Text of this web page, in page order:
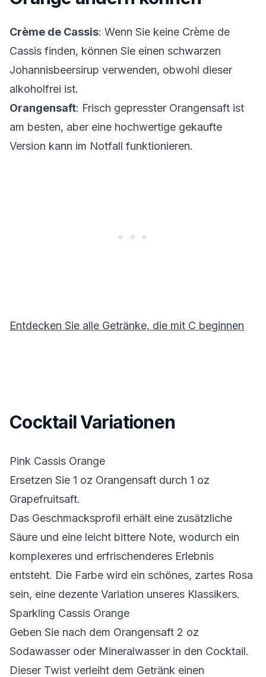
Crème de Cassis: Wenn Sie keine Crème de
Cassis finden, können Sie einen schwarzen
Johannisbeersirup verwenden, obwohl dieser
alkoholfrei ist.
Orangensaft: Frisch gepresster Orangensaft ist
am besten, aber eine hochwertige gekaufte
Version kann im Notfall funktionieren.
Entdecken Sie alle Getränke, die mit C beginnen
Cocktail Variationen
Pink Cassis Orange
Ersetzen Sie 1 oz Orangensaft durch 1 oz
Grapefruitsaft.
Das Geschmacksprofil erhält eine zusätzliche
Säure und eine leicht bittere Note, wodurch ein
komplexeres und erfrischenderes Erlebnis
entsteht. Die Farbe wird ein schönes, zartes Rosa
sein, eine dezente Variation unseres Klassikers.
Sparkling Cassis Orange
Geben Sie nach dem Orangensaft 2 oz
Sodawasser oder Mineralwasser in den Cocktail.
Dieser Twist verleiht dem Getränk einen